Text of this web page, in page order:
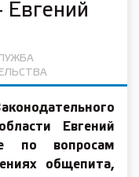
Евгений
Евгений
по вопросам
общепита,